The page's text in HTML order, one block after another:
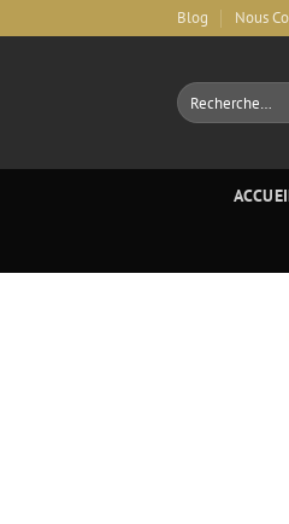
au
Blog Nous
Recherche
pour :